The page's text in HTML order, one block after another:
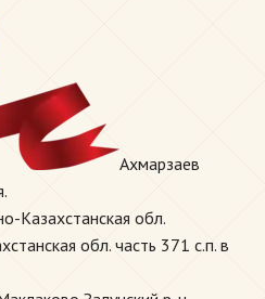
Ахмарзаев
Казахстанская обл.
обл. часть 371 с.п. в